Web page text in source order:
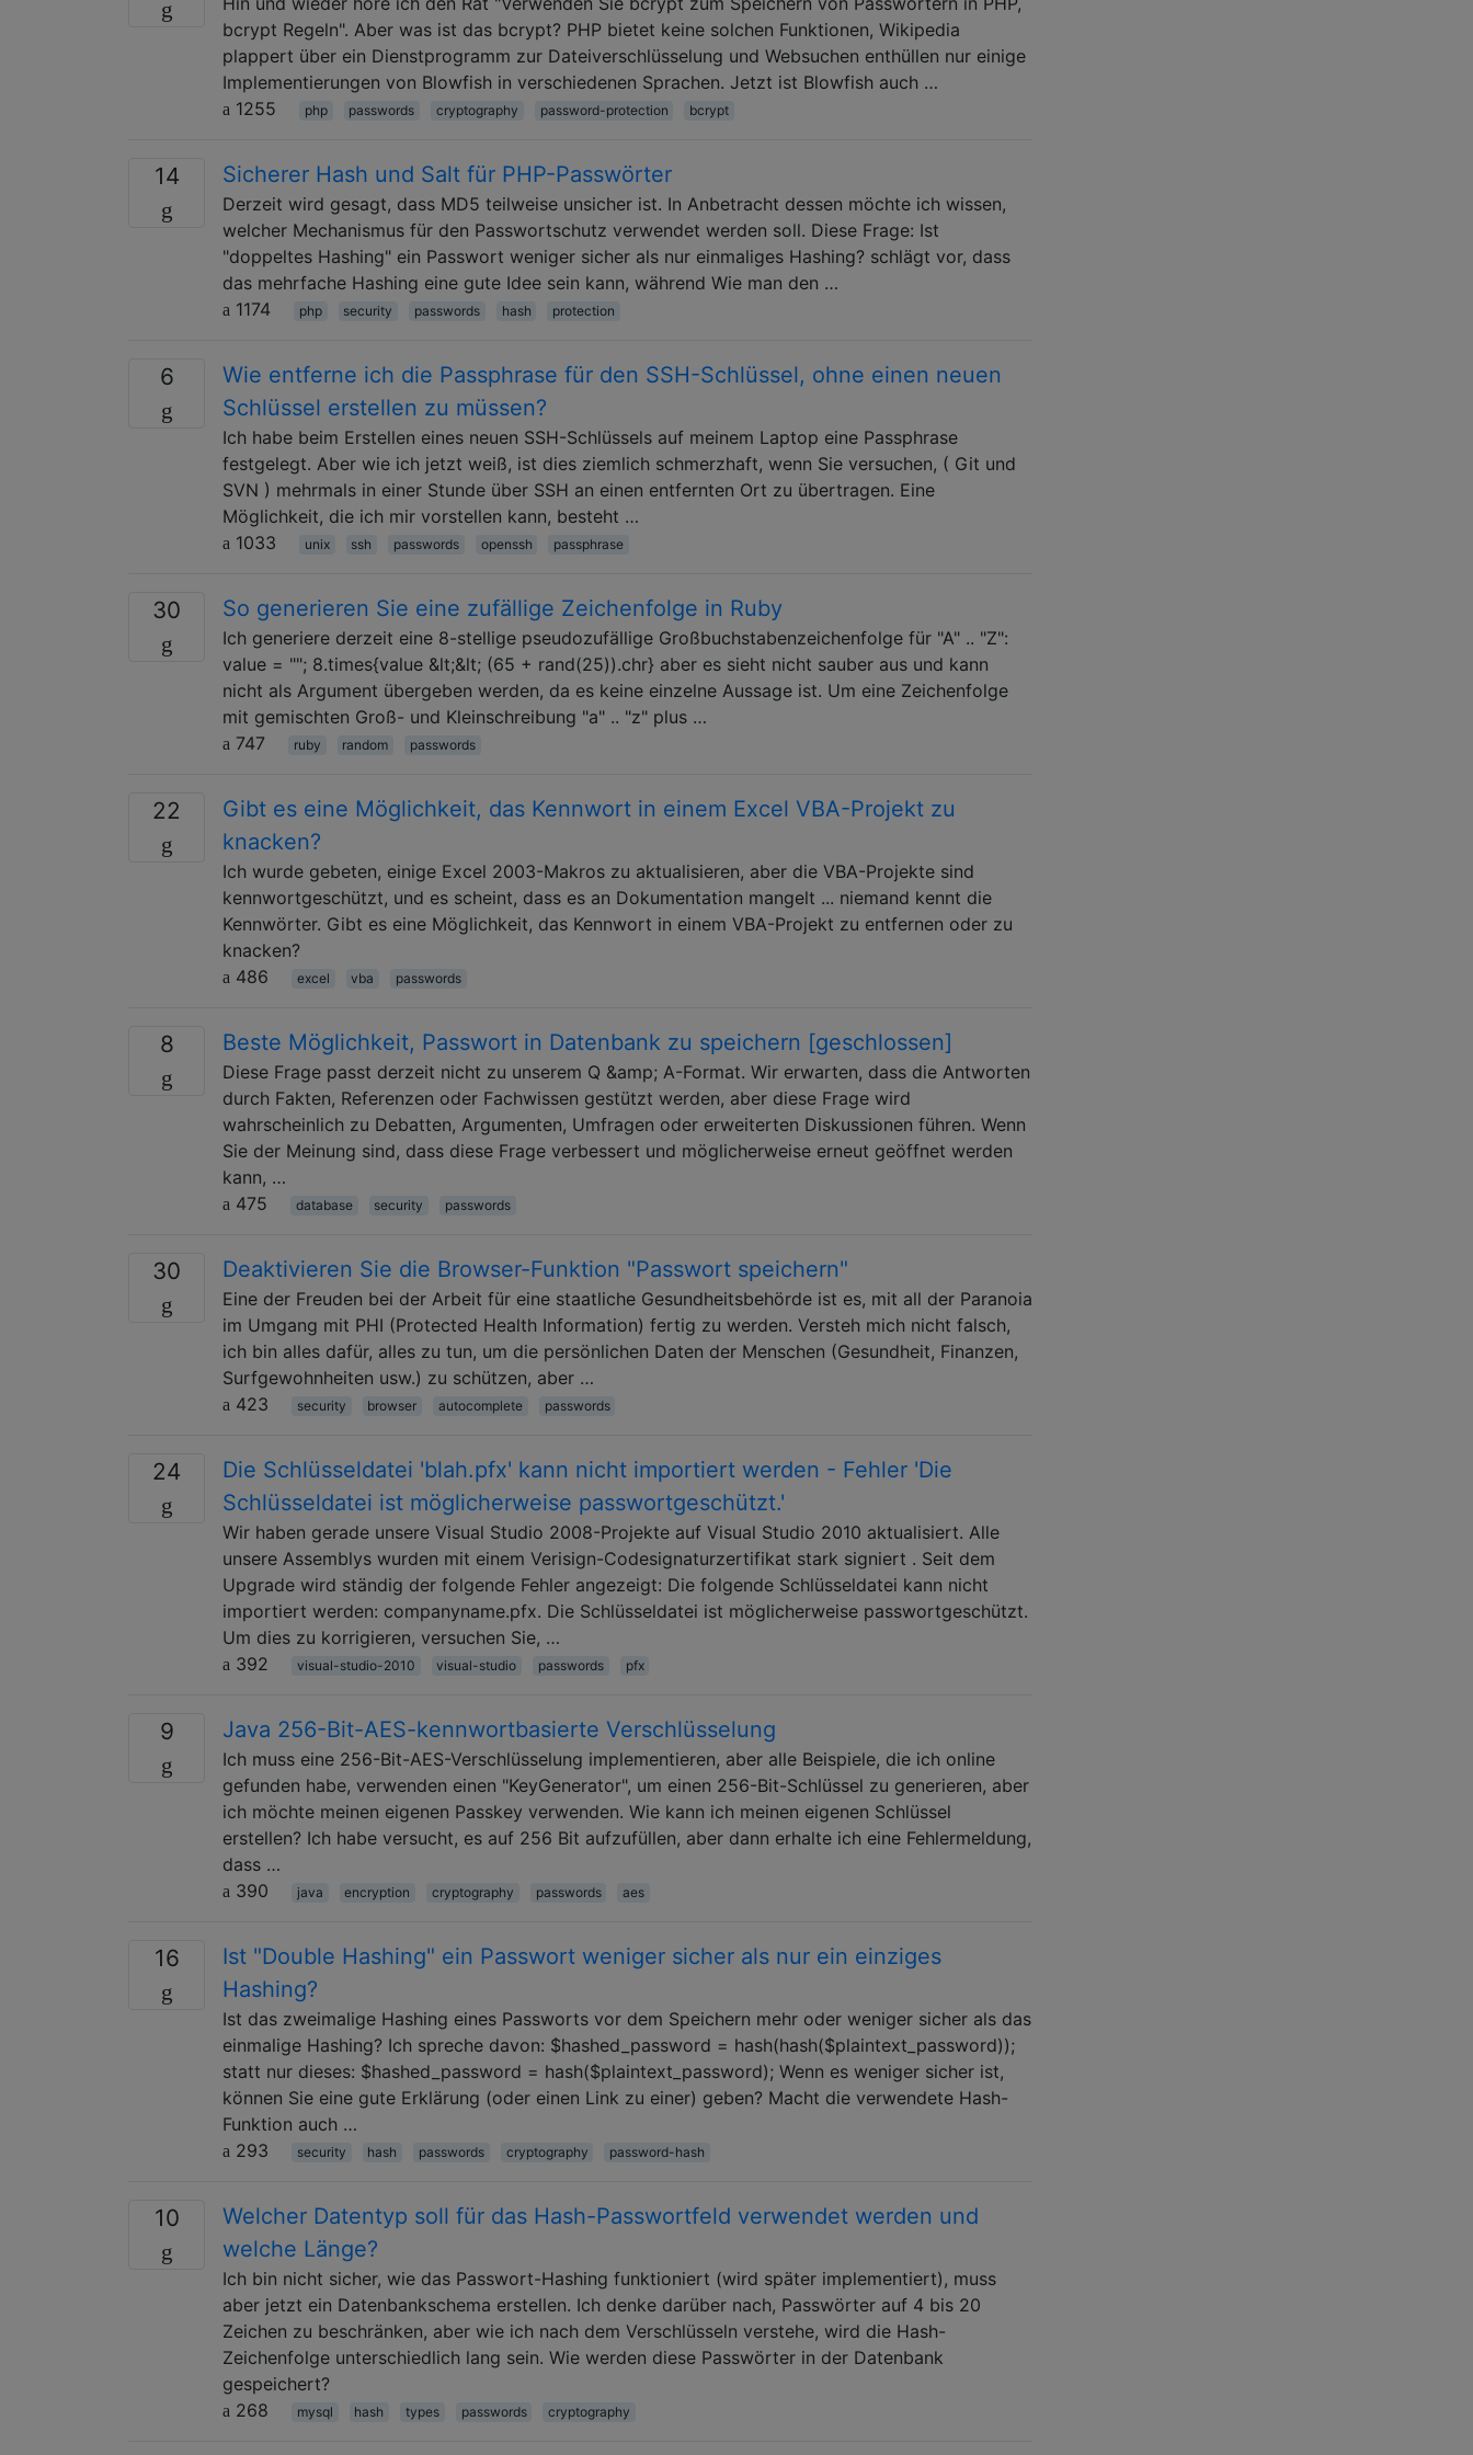
bcrypt Regeln". Aber was ist das bcrypt? PHP bietet keine solchen Funktionen, Wikipedia
plappert über ein Dienstprogramm zur Dateiverschlüsselung und Websuchen enthüllen nur einige
Implementierungen von Blowfish in verschiedenen Sprachen. Jetzt ist Blowfish auch …
1255
php passwords cryptography password-protection bcrypt
14 Sicherer Hash und Salt für PHP-Passwörter
Derzeit wird gesagt, dass MD5 teilweise unsicher ist. In Anbetracht dessen möchte ich wissen,
welcher Mechanismus für den Passwortschutz verwendet werden soll. Diese Frage: Ist
"doppeltes Hashing" ein Passwort weniger sicher als nur einmaliges Hashing? schlägt vor, dass
das mehrfache Hashing eine gute Idee sein kann, während Wie man den …
1174
php security passwords hash protection
6
Wie entferne ich die Passphrase für den SSH-Schlüssel, ohne einen neuen
Schlüssel erstellen zu müssen?
Ich habe beim Erstellen eines neuen SSH-Schlüssels auf meinem Laptop eine Passphrase
festgelegt. Aber wie ich jetzt weiß, ist dies ziemlich schmerzhaft, wenn Sie versuchen, ( Git und
SVN ) mehrmals in einer Stunde über SSH an einen entfernten Ort zu übertragen. Eine
Möglichkeit, die ich mir vorstellen kann, besteht …
1033
unix ssh passwords openssh passphrase
30 So generieren Sie eine zufällige Zeichenfolge in Ruby
Ich generiere derzeit eine 8-stellige pseudozufällige Großbuchstabenzeichenfolge für "A" .. "Z":
value = ""; 8.times{value &lt;&lt; (65 + rand(25)).chr} aber es sieht nicht sauber aus und kann
nicht als Argument übergeben werden, da es keine einzelne Aussage ist. Um eine Zeichenfolge
mit gemischten Groß- und Kleinschreibung "a" .. "z" plus …
747
ruby random passwords
22
Gibt es eine Möglichkeit, das Kennwort in einem Excel VBA-Projekt zu
knacken?
Ich wurde gebeten, einige Excel 2003-Makros zu aktualisieren, aber die VBA-Projekte sind
kennwortgeschützt, und es scheint, dass es an Dokumentation mangelt ... niemand kennt die
Kennwörter. Gibt es eine Möglichkeit, das Kennwort in einem VBA-Projekt zu entfernen oder zu
knacken?
486
excel vba passwords
8 Beste Möglichkeit, Passwort in Datenbank zu speichern [geschlossen]
Diese Frage passt derzeit nicht zu unserem Q &amp; A-Format. Wir erwarten, dass die Antworten
durch Fakten, Referenzen oder Fachwissen gestützt werden, aber diese Frage wird
wahrscheinlich zu Debatten, Argumenten, Umfragen oder erweiterten Diskussionen führen. Wenn
Sie der Meinung sind, dass diese Frage verbessert und möglicherweise erneut geöffnet werden
kann, …
475
database security passwords
30 Deaktivieren Sie die Browser-Funktion "Passwort speichern"
Eine der Freuden bei der Arbeit für eine staatliche Gesundheitsbehörde ist es, mit all der Paranoia
im Umgang mit PHI (Protected Health Information) fertig zu werden. Versteh mich nicht falsch,
ich bin alles dafür, alles zu tun, um die persönlichen Daten der Menschen (Gesundheit, Finanzen,
Surfgewohnheiten usw.) zu schützen, aber …
423
security browser autocomplete passwords
24
Die Schlüsseldatei 'blah.pfx' kann nicht importiert werden - Fehler 'Die
Schlüsseldatei ist möglicherweise passwortgeschützt.'
Wir haben gerade unsere Visual Studio 2008-Projekte auf Visual Studio 2010 aktualisiert. Alle
unsere Assemblys wurden mit einem Verisign-Codesignaturzertifikat stark signiert . Seit dem
Upgrade wird ständig der folgende Fehler angezeigt: Die folgende Schlüsseldatei kann nicht
importiert werden: companyname.pfx. Die Schlüsseldatei ist möglicherweise passwortgeschützt.
Um dies zu korrigieren, versuchen Sie, …
392
visual-studio-2010 visual-studio passwords pfx
9 Java 256-Bit-AES-kennwortbasierte Verschlüsselung
Ich muss eine 256-Bit-AES-Verschlüsselung implementieren, aber alle Beispiele, die ich online
gefunden habe, verwenden einen "KeyGenerator", um einen 256-Bit-Schlüssel zu generieren, aber
ich möchte meinen eigenen Passkey verwenden. Wie kann ich meinen eigenen Schlüssel
erstellen? Ich habe versucht, es auf 256 Bit aufzufüllen, aber dann erhalte ich eine Fehlermeldung,
dass …
390
java encryption cryptography passwords aes
16
Ist "Double Hashing" ein Passwort weniger sicher als nur ein einziges
Hashing?
Ist das zweimalige Hashing eines Passworts vor dem Speichern mehr oder weniger sicher als das
einmalige Hashing? Ich spreche davon: $hashed_password = hash(hash($plaintext_password));
statt nur dieses: $hashed_password = hash($plaintext_password); Wenn es weniger sicher ist,
können Sie eine gute Erklärung (oder einen Link zu einer) geben? Macht die verwendete Hash-
Funktion auch …
293
security hash passwords cryptography password-hash
10
Welcher Datentyp soll für das Hash-Passwortfeld verwendet werden und
welche Länge?
Ich bin nicht sicher, wie das Passwort-Hashing funktioniert (wird später implementiert), muss
aber jetzt ein Datenbankschema erstellen. Ich denke darüber nach, Passwörter auf 4 bis 20
Zeichen zu beschränken, aber wie ich nach dem Verschlüsseln verstehe, wird die Hash-
Zeichenfolge unterschiedlich lang sein. Wie werden diese Passwörter in der Datenbank
gespeichert?
268
mysql hash types passwords cryptography